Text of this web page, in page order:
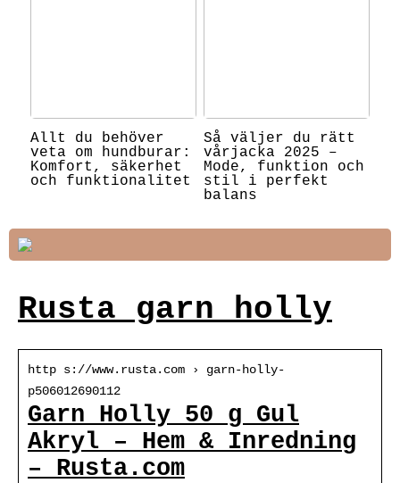
Allt du behöver
veta om hundburar:
Komfort, säkerhet
och funktionalitet
Så väljer du rätt
vårjacka 2025 –
Mode, funktion och
stil i perfekt
balans
Rusta garn holly
http s://www.rusta.com › garn-holly-
p506012690112
Garn Holly 50 g Gul
Akryl – Hem & Inredning
– Rusta.com